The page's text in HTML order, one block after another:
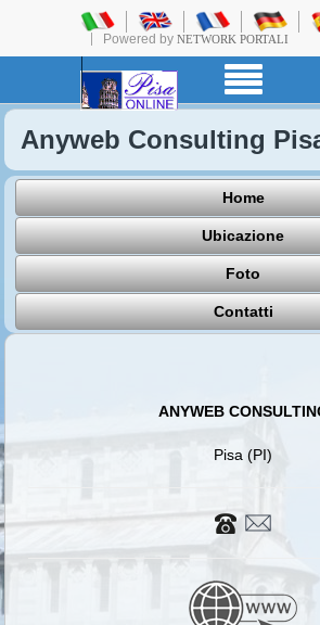
Powered by NETWORK PORTALI
Anyweb Consulting
Home
Ubicazione
Foto
Contatti
ANYWEB
Pisa (PI)